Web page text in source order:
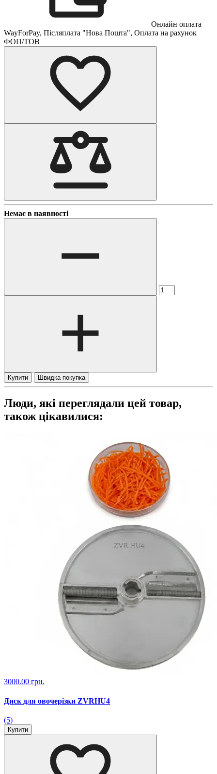
Онлайн оплата
WayForPay, Післяплата "Нова Пошта", Оплата на рахунок
ФОП/ТОВ
Немає в наявності
Купити Швидка покупка
Люди, які переглядали цей товар,
також цікавилися:
3000.00 грн.
Диск для овочерізки ZVRHU4
(5)
Купити